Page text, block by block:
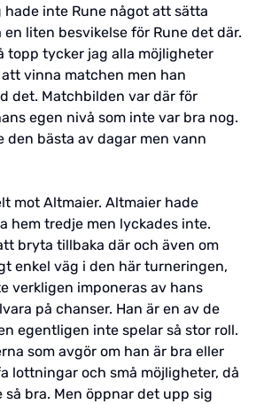
hade inte Rune något att sätta
en liten besvikelse för Rune det där.
topp tycker jag alla möjligheter
vinna matchen men han
det. Matchbilden var där för
egen nivå som inte var bra nog.
den bästa av dagar men vann
mot Altmaier. Altmaier hade
hem tredje men lyckades inte.
bryta tillbaka där och även om
enkel väg i den här turneringen,
verkligen imponeras av hans
på chanser. Han är en av de
egentligen inte spelar så stor roll.
som avgör om han är bra eller
lottningar och små möjligheter, då
bra. Men öppnar det upp sig